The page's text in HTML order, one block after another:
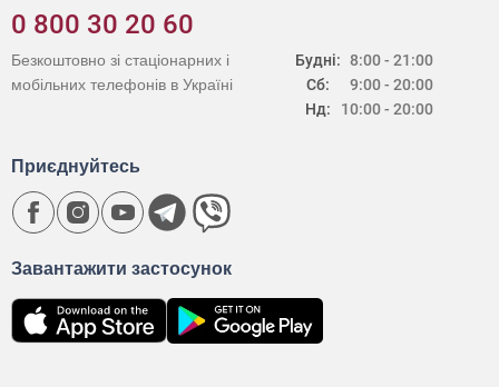
0 800 30 20 60
Будні:
Сб:
Нд:
8:00 - 21:00
9:00 - 20:00
10:00 - 20:00
Безкоштовно зі стаціонарних і
мобільних телефонів в Україні
Завантажити застосунок
Приєднуйтесь